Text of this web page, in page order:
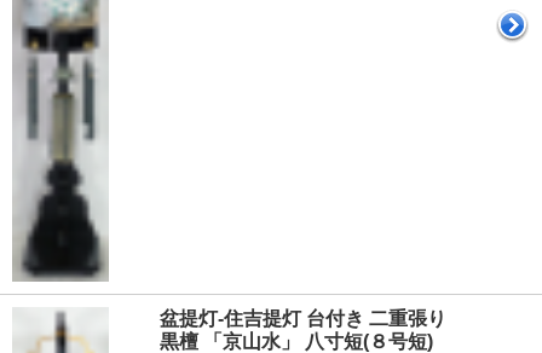
盆提灯-住吉提灯 台付き 二重張り
黒檀 「京山水」 八寸短(８号短)